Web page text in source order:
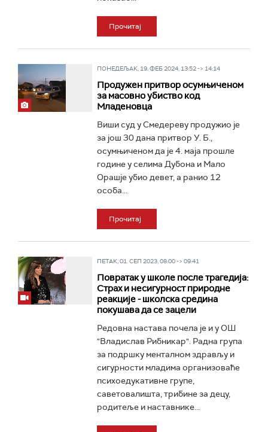
Прочитај
ПОНЕДЕЉАК, 19. ФЕБ 2024, 13:52 -> 14:14
Продужен притвор осумњиченом
за масовно убиство код
Младеновца
Виши суд у Смедереву продужио је
за још 30 дана притвор У. Б.,
осумњиченом да је 4. маја прошле
године у селима Дубона и Мало
Орашје убио девет, а ранио 12
особа...
Прочитај
ПЕТАК, 01. СЕП 2023, 08:00 -> 09:41
Повратак у школе после трагедија:
Страх и несигурност природне
реакције - школска средина
покушава да се зацели
Редовна настава почела је и у ОШ
"Владислав Рибникар". Радна група
за подршку менталном здрављу и
сигурности младима организоваће
психоедукативне групе,
саветовалишта, трибине за децу,
родитеље и наставнике...